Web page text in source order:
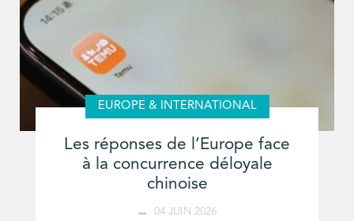
EUROPE & INTERNATIONAL
Les réponses de l’Europe face
à la concurrence déloyale
chinoise
04 JUIN 2026